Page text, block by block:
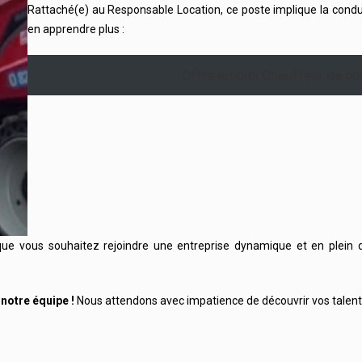
Rattaché(e) au Responsable Location, ce poste implique la
en apprendre plus :
vous souhaitez rejoindre une entreprise dynamique et en plein
équipe ! Nous attendons avec impatience de découvrir vos